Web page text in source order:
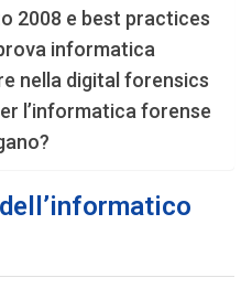
2008 e best practices
informatica
nella digital forensics
l’informatica forense